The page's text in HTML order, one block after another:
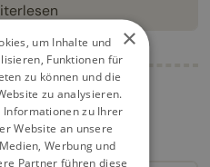
×
um Inhalte und
Funktionen für
zu können und die
zu analysieren.
zu Ihrer
Website an unsere
Werbung und
Partner führen diese